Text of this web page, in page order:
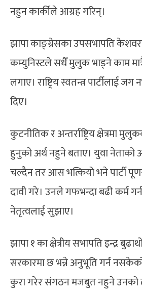
नहुन कार्कीले आग्रह गरिन्।
झापा काङ्ग्रेसका उपसभापति
कम्युनिस्टले सधैँ मुलुक भाड्ने काम
लगाए। राष्ट्रिय स्वतन्त्र पार्टीलाई
दिए।
कुटनीतिक र अन्तर्राष्ट्रिय क्षेत्रमा
हुनुको अर्थ नहुने बताए। युवा नेताको
चल्दैन तर आस भत्कियो भने पार्टी
दावी गरे। उनले गफभन्दा बढी कर्म
नेतृत्वलाई सुझाए।
झापा १ का क्षेत्रीय सभापति इन्द्र
सरकारमा छ भन्ने अनुभूति गर्न
कुरा गरेर संगठन मजबुत नहुने उनको